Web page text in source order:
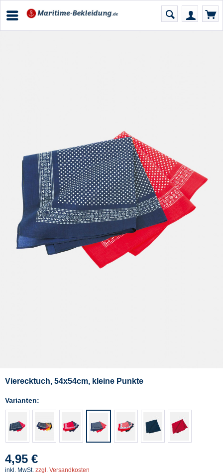
Vierecktuch, 54x54cm, kleine Punkte
Varianten:
4,95 €
inkl. MwSt. zzgl. Versandkosten